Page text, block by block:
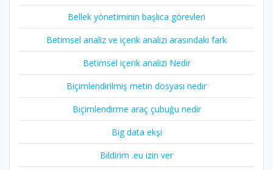
Bellek yönetiminin başlıca görevleri
Betimsel analiz ve içerik analizi arasındaki fark
Betimsel içerik analizi Nedir
Biçimlendirilmiş metin dosyası nedir
Biçimlendirme araç çubuğu nedir
Big data ekşi
Bildirim .eu izin ver